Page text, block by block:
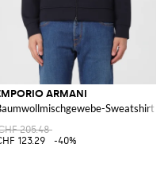
ARMANI
Sweatshirt
205.48
123.29
-40%